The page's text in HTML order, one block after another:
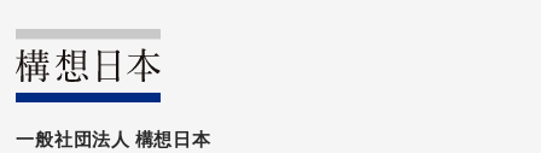
一般社団法人 構想日本